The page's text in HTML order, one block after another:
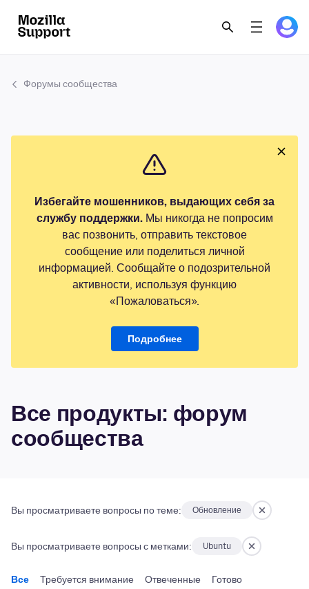
Форумы сообщества
Избегайте мошенников, выдающих себя за
службу поддержки.Мы никогда не попросим
вас позвонить, отправить текстовое
сообщение или поделиться личной
информацией. Сообщайте о подозрительной
активности, используя функцию
«Пожаловаться».
Подробнее
Все продукты: форум
сообщества
Вы просматриваете вопросы по теме: Обновление
Вы просматриваете вопросы с метками: Ubuntu
Все Требуется внимание Отвеченные Готово